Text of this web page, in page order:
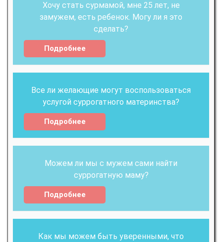
Хочу стать сурмамой, мне 25 лет, не
замужем, есть ребенок. Могу ли я это
сделать?
Подробнее
Все ли желающие могут воспользоваться
услугой суррогатного материнства?
Подробнее
Можем ли мы с мужем сами найти
суррогатную маму?
Подробнее
Как мы можем быть уверенными, что